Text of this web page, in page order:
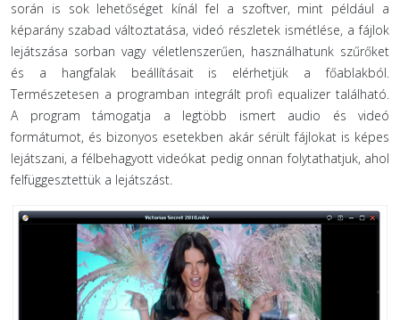
során is sok lehetőséget kínál fel a szoftver, mint például a
képarány szabad változtatása, videó részletek ismétlése, a fájlok
lejátszása sorban vagy véletlenszerűen, használhatunk szűrőket
és a hangfalak beállításait is elérhetjük a főablakból.
Természetesen a programban integrált profi equalizer található.
A program támogatja a legtöbb ismert audio és videó
formátumot, és bizonyos esetekben akár sérült fájlokat is képes
lejátszani, a félbehagyott videókat pedig onnan folytathatjuk, ahol
felfüggesztettük a lejátszást.